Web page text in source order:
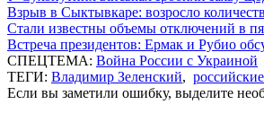
Взрыв в Сыктывкаре: возросло
Стали известны объемы отключений в
Встреча президентов: Ермак и Рубио
СПЕЦТЕМА: Война России с Украиной
ТЕГИ: Владимир Зеленский,
Если вы заметили ошибку, выделите